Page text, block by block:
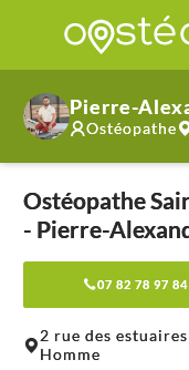
Pierre-
Ostéopathe
Ostéopathe
- Pierre-
07 82 78 97 84
+
2 rue des
Homme